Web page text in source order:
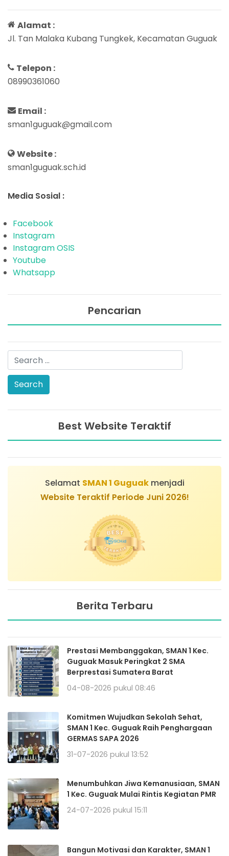
Alamat :
Jl. Tan Malaka Kubang Tungkek, Kecamatan Guguak
Telepon :
08990361060
Email :
sman1guguak@gmail.com
Website :
sman1guguak.sch.id
Media Sosial :
Facebook
Instagram
Instagram OSIS
Youtube
Whatsapp
Pencarian
Best Website Teraktif
Selamat SMAN 1 Guguakmenjadi
Website Teraktif Periode Juni 2026!
Berita Terbaru
Prestasi Membanggakan, SMAN 1 Kec.
Guguak Masuk Peringkat 2 SMA
Berprestasi Sumatera Barat
04-08-2026 pukul 08:46
Komitmen Wujudkan Sekolah Sehat,
SMAN 1 Kec. Guguak Raih Penghargaan
GERMAS SAPA 2026
31-07-2026 pukul 13:52
Menumbuhkan Jiwa Kemanusiaan, SMAN
1 Kec. Guguak Mulai Rintis Kegiatan PMR
24-07-2026 pukul 15:11
Bangun Motivasi dan Karakter, SMAN 1